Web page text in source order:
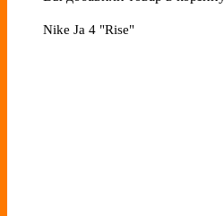
Nike Ja 4 "Rise"